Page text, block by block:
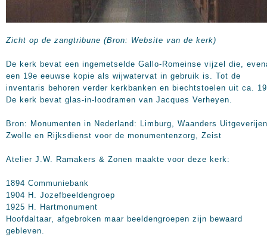
Zicht op de zangtribune (Bron: Website van de kerk)
De kerk bevat een ingemetselde Gallo-Romeinse vijzel die,
een 19e eeuwse kopie als wijwatervat in gebruik is. Tot de
inventaris behoren verder kerkbanken en biechtstoelen uit ca.
De kerk bevat glas-in-loodramen van Jacques Verheyen.
Bron: Monumenten in Nederland: Limburg, Waanders Uitgeverijen
Zwolle en Rijksdienst voor de monumentenzorg, Zeist
Atelier J.W. Ramakers & Zonen maakte voor deze kerk:
1894 Communiebank
1904 H. Jozefbeeldengroep
1925 H. Hartmonument
Hoofdaltaar, afgebroken maar beeldengroepen zijn bewaard
gebleven.